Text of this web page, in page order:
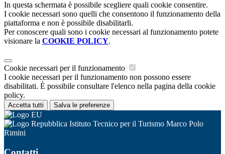
In questa schermata è possibile scegliere quali cookie consentire.
I cookie necessari sono quelli che consentono il funzionamento della
piattaforma e non è possibile disabilitarli.
Per conoscere quali sono i cookie necessari al funzionamento potete
visionare la COOKIE POLICY.
Cookie necessari per il funzionamento
I cookie necessari per il funzionamento non possono essere
disabilitati. È possibile consultare l'elenco nella pagina della cookie
policy.
Accetta tutti Salva le preferenze
Istituto Tecnico per il Turismo Marco Polo
Rimini